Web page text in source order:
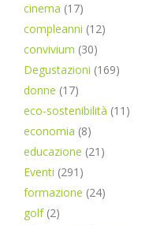
cinema (17)
compleanni (12)
convivium (30)
Degustazioni (169)
donne (17)
eco-sostenibilità (11)
economia (8)
educazione (21)
Eventi (291)
formazione (24)
golf(2)